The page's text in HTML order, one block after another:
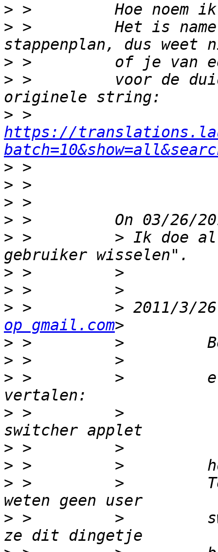
>
> >         Het is
>
> >         voor de
>
https://
>
>
>
>
> >         > Ik doe
>
>
> >         > 2011/3/26
op gmail.com
>
>
> >         >
> >         >
>
>
> >         >
> >         >